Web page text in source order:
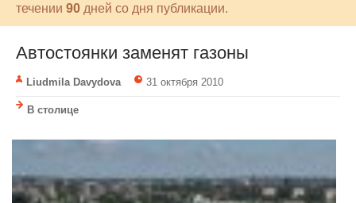
течении 90 дней со дня публикации.
Автостоянки заменят газоны
Liudmila Davydova 31 октября 2010
В столице